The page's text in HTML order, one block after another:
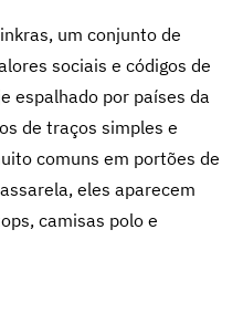
um conjunto de
sociais e códigos de
espalhado por países da
de traços simples e
comuns em portões de
eles aparecem
camisas polo e